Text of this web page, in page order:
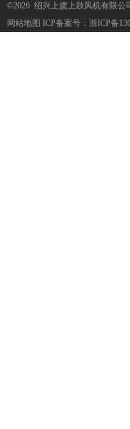
©2026 绍兴上虞上鼓风机有限公
网站地图 ICP备案号： 浙ICP备